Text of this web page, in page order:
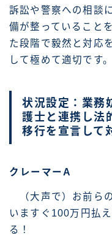
訴訟や警察への相談
備が整っていること
た段階で毅然と対応
して極めて適切です。
状況設定：業務
護士と連携し法
移行を宣言して
クレーマーA
（大声で）お前ら
いますぐ100万円払
る！